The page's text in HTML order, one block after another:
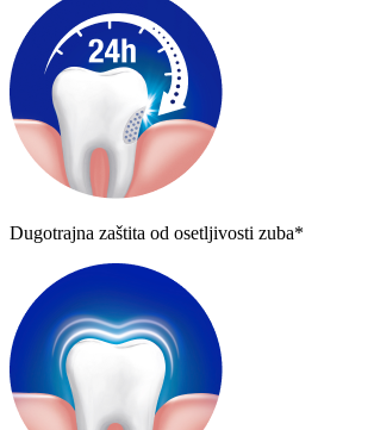
Dugotrajna zaštita od osetljivosti zuba*